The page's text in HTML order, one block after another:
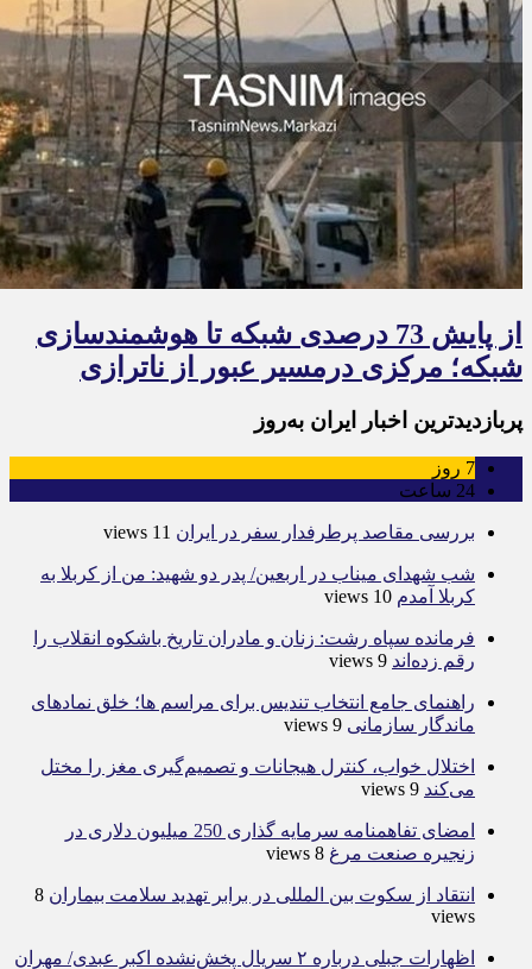
از پایش 73 درصدی شبکه تا هوشمندسازی
شبکه؛ مرکزی درمسیر عبور از ناترازی
پربازدیدترین اخبار ایران به‌روز
7 روز
24 ساعت
بررسی مقاصد پرطرفدار سفر در ایران 11 views
شب شهدای میناب در اربعین/ پدر دو شهید: من از کربلا به
کربلا آمدم 10 views
فرمانده سپاه رشت: زنان و مادران تاریخ باشکوه انقلاب را
رقم زده‌اند 9 views
راهنمای جامع انتخاب تندیس برای مراسم ها؛ خلق نمادهای
ماندگار سازمانی 9 views
اختلال خواب، کنترل هیجانات و تصمیم‌گیری مغز را مختل
می‌کند 9 views
امضای تفاهمنامه سرمایه گذاری 250 میلیون دلاری در
زنجیره صنعت مرغ 8 views
انتقاد از سکوت بین المللی در برابر تهدید سلامت بیماران 8
views
اظهارات جبلی درباره ۲ سریال پخش‌نشده اکبر عبدی/ مهران